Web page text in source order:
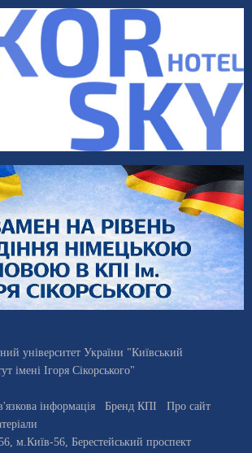
університет України "Київський
імені Ігоря Сікорського"
інформація Бренд КПІ
Про сайт
, м.Київ-56, Берестейський проспект